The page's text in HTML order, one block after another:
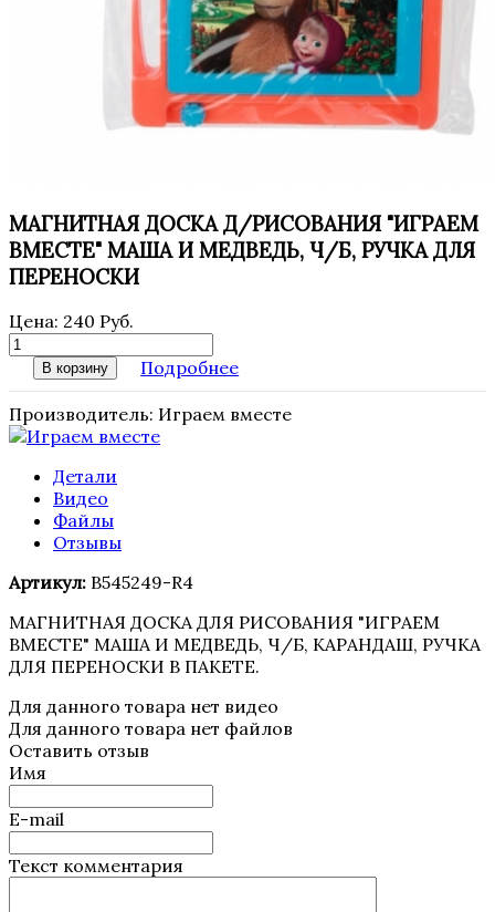
МАГНИТНАЯ ДОСКА Д/РИСОВАНИЯ "ИГРАЕМ
ВМЕСТЕ" МАША И МЕДВЕДЬ, Ч/Б, РУЧКА ДЛЯ
ПЕРЕНОСКИ
Цена: 240 Руб.
В корзину Подробнее
Производитель: Играем вместе
Детали
Видео
Файлы
Отзывы
Артикул: B545249-R4
МАГНИТНАЯ ДОСКА ДЛЯ РИСОВАНИЯ "ИГРАЕМ
ВМЕСТЕ" МАША И МЕДВЕДЬ, Ч/Б, КАРАНДАШ, РУЧКА
ДЛЯ ПЕРЕНОСКИ В ПАКЕТЕ.
Для данного товара нет видео
Для данного товара нет файлов
Оставить отзыв
Имя
E-mail
Текст комментария